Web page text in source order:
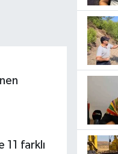
farklı